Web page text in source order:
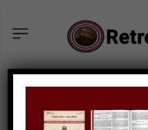
KSIĄŻKI RECENZJA